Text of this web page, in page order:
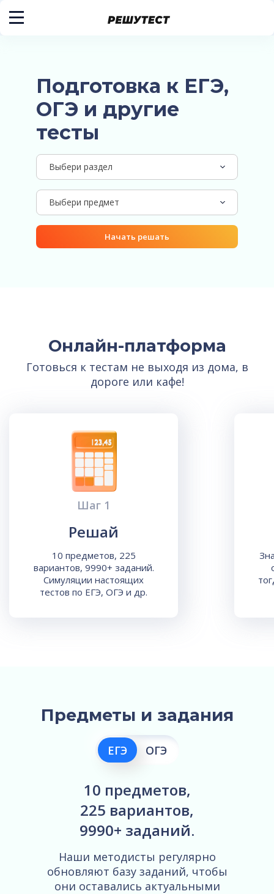
Подготовка к ЕГЭ,
ОГЭ и другие
тесты
Выбери раздел
Выбери предмет
Начать решать
Онлайн-платформа
Готовься к тестам не выходя из дома, в
дороге или кафе!
Шаг 1
Решай
10 предметов, 225
вариантов, 9990+ заданий.
Симуляции настоящих
тестов по ЕГЭ, ОГЭ и др.
Предметы и задания
ЕГЭ ОГЭ
10 предметов,
225 вариантов,
9990+ заданий.
Наши методисты регулярно
обновляют базу заданий, чтобы
они оставались актуальными